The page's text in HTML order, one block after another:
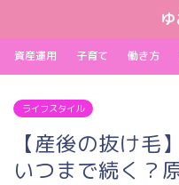
資産運用 子育て 働き方
ライフスタイル
【産後の抜け毛
いつまで続く？